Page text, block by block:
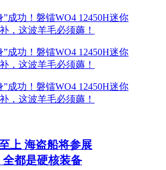
上 海盗船将参展
都是硬核装备